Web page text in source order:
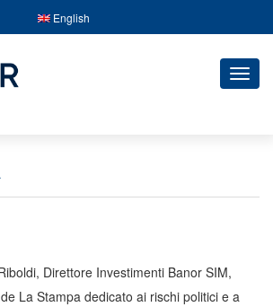
English
Direttore Investimenti Banor SIM,
La Stampa dedicato ai rischi politici e a